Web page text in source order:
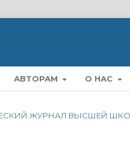
АВТОРАМ О НАС
ЖУРНАЛ ВЫСШЕЙ